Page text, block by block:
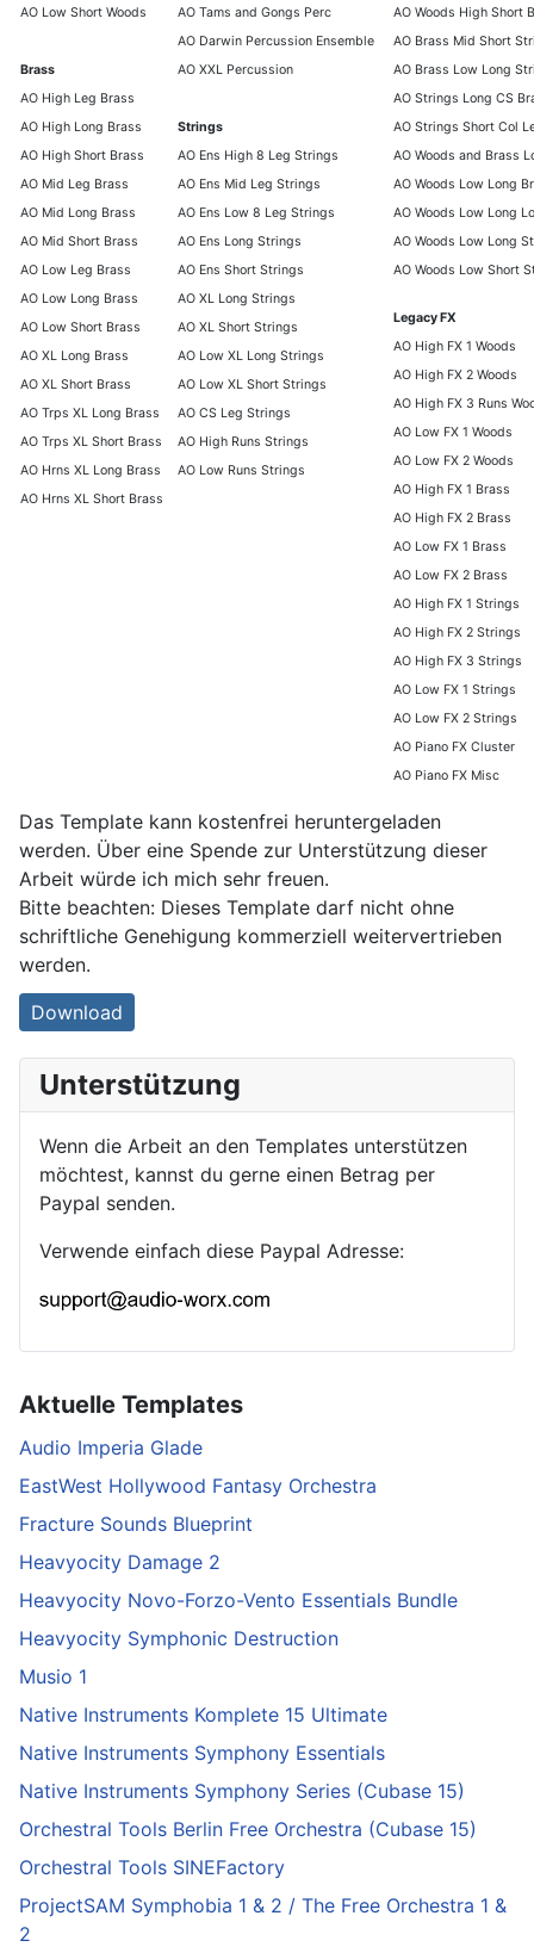
Aktuelle Templates
Audio Imperia Glade
EastWest Hollywood Fantasy Orchestra
Fracture Sounds Blueprint
Heavyocity Damage 2
Heavyocity Novo-Forzo-Vento Essentials Bundle
Heavyocity Symphonic Destruction
Musio 1
Native Instruments Komplete 15 Ultimate
Native Instruments Symphony Essentials
Native Instruments Symphony Series (Cubase 15)
Orchestral Tools Berlin Free Orchestra (Cubase 15)
Orchestral Tools SINEFactory
ProjectSAM Symphobia 1 & 2 / The Free Orchestra 1 &
2
AO Low Short Woods
Brass
AO High Leg Brass
AO High Long Brass
AO High Short Brass
AO Mid Leg Brass
AO Mid Long Brass
AO Mid Short Brass
AO Low Leg Brass
AO Low Long Brass
AO Low Short Brass
AO XL Long Brass
AO XL Short Brass
AO Trps XL Long Brass
AO Trps XL Short Brass
AO Hrns XL Long Brass
AO Hrns XL Short Brass
AO Tams and Gongs Perc
AO Darwin Percussion Ensemble
AO XXL Percussion
Strings
AO Ens High 8 Leg Strings
AO Ens Mid Leg Strings
AO Ens Low 8 Leg Strings
AO Ens Long Strings
AO Ens Short Strings
AO XL Long Strings
AO XL Short Strings
AO Low XL Long Strings
AO Low XL Short Strings
AO CS Leg Strings
AO High Runs Strings
AO Low Runs Strings
AO Woods High Short
AO Brass Mid Short
AO Brass Low Long
AO Strings Long CS
AO Strings Short Col
AO Woods and Brass
AO Woods Low Long
AO Woods Low Long
AO Woods Low Long
AO Woods Low Short
Legacy FX
AO High FX 1 Woods
AO High FX 2 Woods
AO High FX 3 Runs
AO Low FX 1 Woods
AO Low FX 2 Woods
AO High FX 1 Brass
AO High FX 2 Brass
AO Low FX 1 Brass
AO Low FX 2 Brass
AO High FX 1 Strings
AO High FX 2 Strings
AO High FX 3 Strings
AO Low FX 1 Strings
AO Low FX 2 Strings
AO Piano FX Cluster
AO Piano FX Misc
Das Template kann kostenfrei heruntergeladen
werden. Über eine Spende zur Unterstützung dieser
Arbeit würde ich mich sehr freuen.
Bitte beachten: Dieses Template darf nicht ohne
schriftliche Genehigung kommerziell weitervertrieben
werden.
Download
Unterstützung
Wenn die Arbeit an den Templates unterstützen
möchtest, kannst du gerne einen Betrag per
Paypal senden.
Verwende einfach diese Paypal Adresse: